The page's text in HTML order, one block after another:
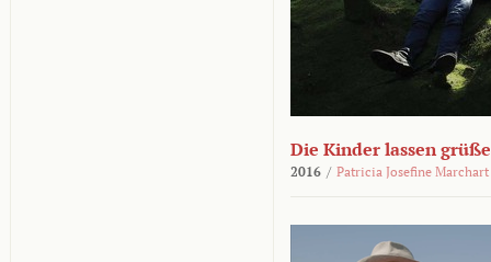
Die Kinder lassen
2016 / Patricia Josefine Marchart